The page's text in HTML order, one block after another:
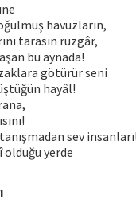
havuzların,
tarasın rüzgâr,
bu aynada!
götürür seni
hayâl!
sev insanları!
olduğu yerde